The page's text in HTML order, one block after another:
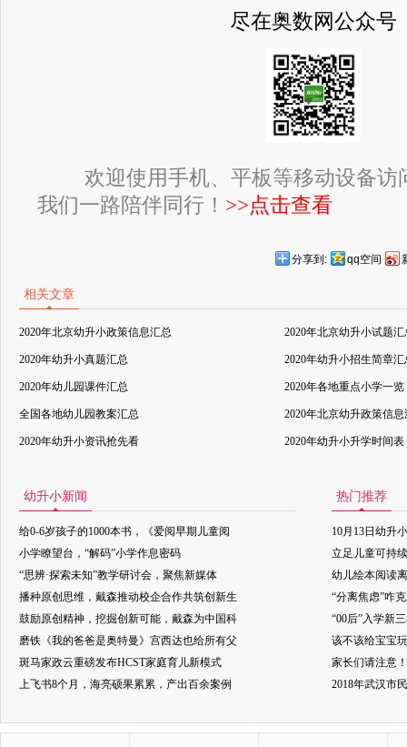
尽在奥数网公众号
欢迎使用手机、平板等移动设备访
我们一路陪伴同行！ >>点击查看
分享到: qq空间
相关文章
2020年北京幼升小政策信息汇总 2020年北京幼升小试题汇
2020年幼升小真题汇总 2020年幼升小招生简章汇
2020年幼儿园课件汇总 2020年各地重点小学一览
全国各地幼儿园教案汇总 2020年北京幼升政策信息
2020年幼升小资讯抢先看 2020年幼升小升学时间表
幼升小新闻
给0-6岁孩子的1000本书，《爱阅早期儿童阅
小学瞭望台，“解码”小学作息密码
“思辨·探索未知”教学研讨会，聚焦新媒体
播种原创思维，戴森推动校企合作共筑创新生
鼓励原创精神，挖掘创新可能，戴森为中国科
磨铁《我的爸爸是奥特曼》宫西达也给所有父
斑马家政云重磅发布HCST家庭育儿新模式
上飞书8个月，海亮硕果累累，产出百余案例
热门推荐
10月13日幼升
立足儿童可持
幼儿绘本阅读
“分离焦虑”咋
“00后”入学新
该不该给宝宝
家长们请注意
2018年武汉市